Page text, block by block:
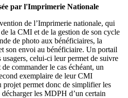
par l'Imprimerie Nationale
de l’Imprimerie nationale, qui
la CMI et de la gestion de son cycle
de photo aux bénéficiaires, la
son envoi au bénéficiaire. Un portail
usagers, celui-ci leur permet de suivre
commander le cas échéant, un
exemplaire de leur CMI
projet permet donc de simplifier les
décharger les MDPH d’un certain